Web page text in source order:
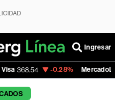
Ingresar
-0.28% MercadoLibre 1,924.95